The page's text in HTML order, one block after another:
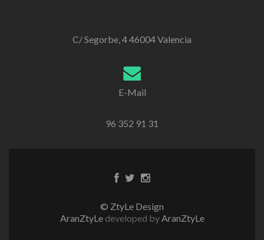
C/ Segorbe, 4 46004 Valencia
E-Mail
96 352 91 31
Enlace
EnlaceEnlace
© ZtyLe Design
AranZtyLe developed byAranZtyLe